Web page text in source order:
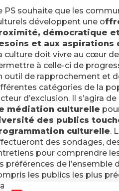
PS souhaite que les
développent une o
démocratique
et aux aspirations
culture doit vivre au cœur
à celle-ci de
outil de rapprochement et
catégories de la
d’exclusion. Il s’agira
médiation culturelle
des publics
culturelle.
des sondages,
pour comprendre
préférences de l’ensemble
les publics les plus
une stratégie spécifique